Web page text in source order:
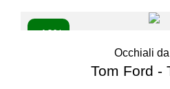
- 10%
Occhiali
Tom Ford -